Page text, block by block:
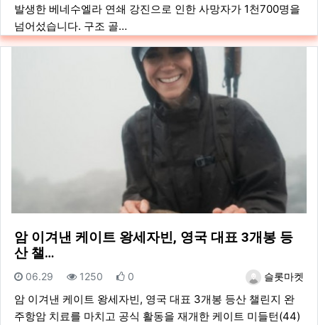
발생한 베네수엘라 연쇄 강진으로 인한 사망자가 1천700명을
넘어섰습니다. 구조 골…
암 이겨낸 케이트 왕세자빈, 영국 대표 3개봉 등
산 챌…
등록자슬롯마켓
등록일
06.29 조회
1250 추천
0
암 이겨낸 케이트 왕세자빈, 영국 대표 3개봉 등산 챌린지 완
주항암 치료를 마치고 공식 활동을 재개한 케이트 미들턴(44)